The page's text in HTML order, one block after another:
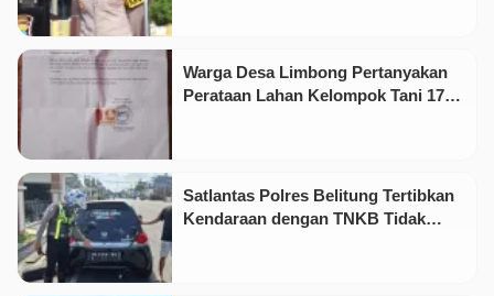
Warga Desa Limbong Pertanyakan
Perataan Lahan Kelompok Tani 17
Satlantas Polres Belitung Tertibkan
Kendaraan dengan TNKB Tidak